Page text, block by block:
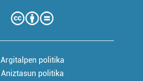
Argitalpen politika
Aniztasun politika